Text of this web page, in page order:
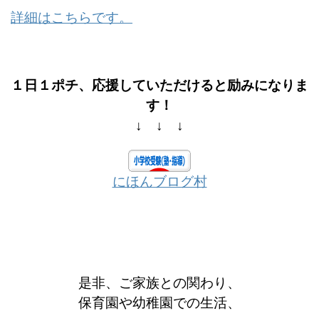
詳細はこちらです。
１日１ポチ、応援していただけると励みになりま
す！
↓ ↓ ↓
にほんブログ村
是非、ご家族との関わり、
保育園や幼稚園での生活、